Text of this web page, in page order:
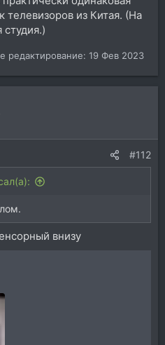
из Китая. (На
редактирование: 19 Фев 2023
#112
внизу